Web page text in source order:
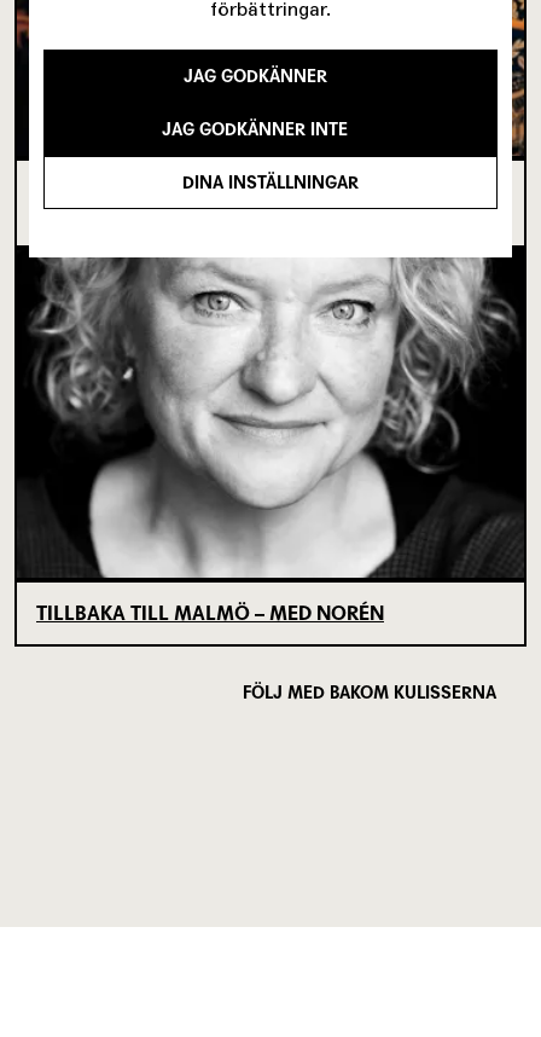
I SPRICKAN MELLAN DET SOM VARIT OCH DET
SOM ÄNNU INTE BÖRJAT
TILLBAKA TILL MALMÖ – MED NORÉN
FÖLJ MED BAKOM KULISSERNA
förbättringar.
JAG GODKÄNNER
JAG GODKÄNNER INTE
DINA INSTÄLLNINGAR